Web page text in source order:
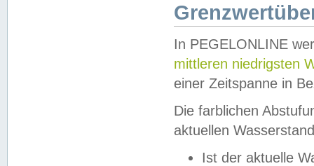
In PEGELONLINE
mittleren niedrigsten
einer Zeitspanne in
Die farblichen
aktuellen
Ist der aktuelle